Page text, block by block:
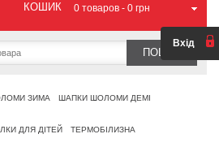
КОШИК 0 товаров - 0 грн
ПОШУК
ЗИМА ШАПКИ ШОЛОМИ ДЕМІ
ДЛЯ ДІТЕЙ ТЕРМОБІЛИЗНА
Вхід